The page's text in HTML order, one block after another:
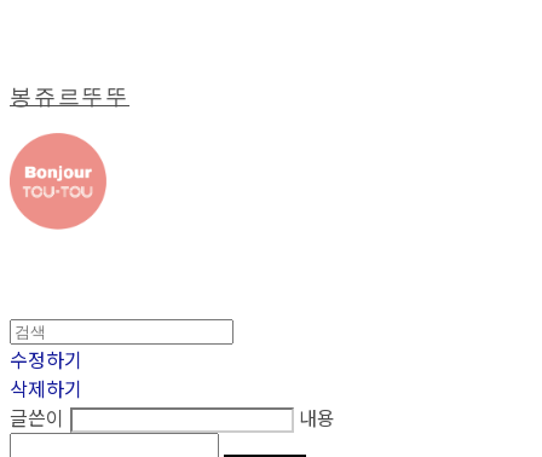
봉쥬르뚜뚜
수정하기
삭제하기
글쓴이
내용